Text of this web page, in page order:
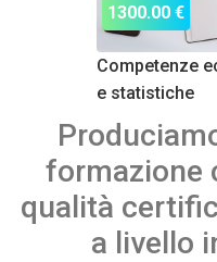
1300.00 €
Competenze
e statistiche
formazione
qualità
a livello